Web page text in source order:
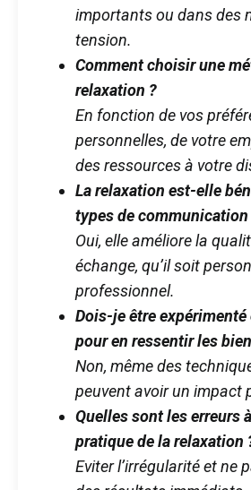
importants ou dans des
tension.
Comment choisir une
relaxation ?
En fonction de vos
personnelles, de votre
des ressources à votre
La relaxation est-elle
types de communication
Oui, elle améliore la
échange, qu’il soit
professionnel.
Dois-je être
pour en ressentir les
Non, même des
peuvent avoir un impact
Quelles sont les erreurs
pratique de la relaxation
Eviter l’irrégularité et ne